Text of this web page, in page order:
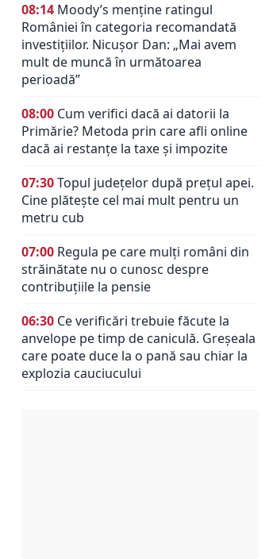
08:14 Moody’s menține ratingul
României în categoria recomandată
investițiilor. Nicușor Dan: „Mai avem
mult de muncă în următoarea
perioadă”
08:00 Cum verifici dacă ai datorii la
Primărie? Metoda prin care afli online
dacă ai restanțe la taxe și impozite
07:30Topul județelor după prețul apei.
Cine plătește cel mai mult pentru un
metru cub
07:00 Regula pe care mulți români din
străinătate nu o cunosc despre
contribuțiile la pensie
06:30 Ce verificări trebuie făcute la
anvelope pe timp de caniculă. Greșeala
care poate duce la o pană sau chiar la
explozia cauciucului